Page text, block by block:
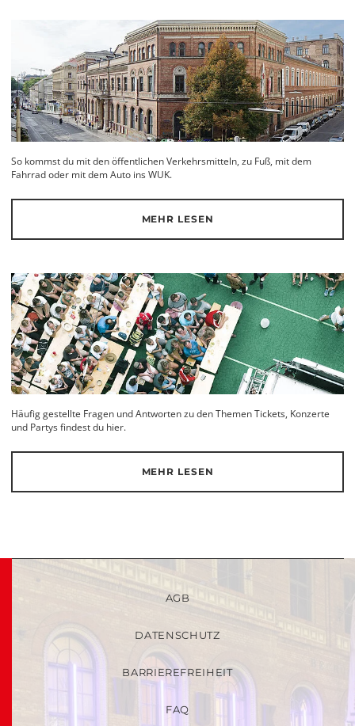
So kommst du mit den öffentlichen Verkehrsmitteln, zu Fuß, mit dem
Fahrrad oder mit dem Auto ins WUK.
MEHR LESEN
Häufig gestellte Fragen und Antworten zu den Themen Tickets, Konzerte
und Partys findest du hier.
MEHR LESEN
AGB
DATENSCHUTZ
BARRIEREFREIHEIT
FAQ